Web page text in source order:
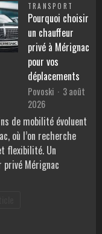
TRANSPORT
Pourquoi choisir
un chauffeur
privé à Mérignac
pour vos
déplacements
Povoski
3 août
2026
de mobilité évoluent
où l’on recherche
flexibilité. Un
privé Mérignac